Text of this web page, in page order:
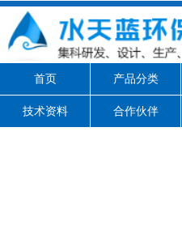
首页 产品分类
技术资料 合作伙伴